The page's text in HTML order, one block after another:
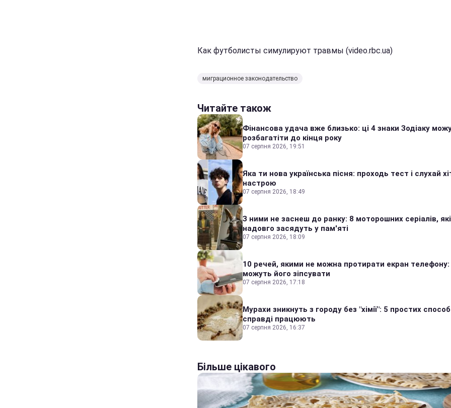
Как футболисты симулируют травмы (video.rbc.ua)
миграционное законодательство
Читайте також
Фінансова удача вже близько: ці 4 знаки Зодіаку
розбагатіти до кінця року
07 серпня 2026, 19:51
Яка ти нова українська пісня: проходь тест і слухай
настрою
07 серпня 2026, 18:49
З ними не заснеш до ранку: 8 моторошних серіалів, які
надовго засядуть у пам'яті
07 серпня 2026, 18:09
10 речей, якими не можна протирати екран
можуть його зіпсувати
07 серпня 2026, 17:18
Мурахи зникнуть з городу без "хімії": 5 простих
справді працюють
07 серпня 2026, 16:37
Більше цікавого